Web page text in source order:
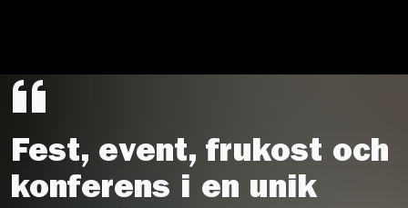
Fest, event, frukost och
konferens i en unik